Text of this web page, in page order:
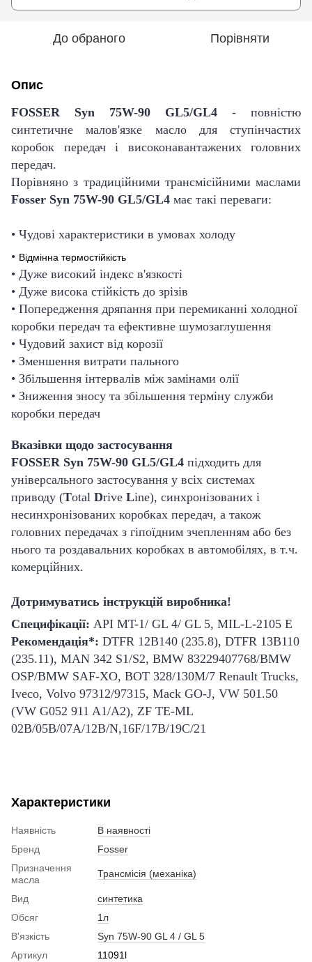
До обраного Порівняти
Опис
FOSSER Syn 75W-90 GL5/GL4 - повністю
синтетичне малов'язке масло для ступінчастих
коробок передач і високонавантажених головних
передач.
Порівняно з традиційними трансмісійними маслами
Fosser Syn 75W-90 GL5/GL4 має такі переваги:
• Чудові характеристики в умовах холоду
• Відмінна термостійкість
• Дуже високий індекс в'язкості
• Дуже висока стійкість до зрізів
• Попередження дряпання при перемиканні холодної
коробки передач та ефективне шумозаглушення
• Чудовий захист від корозії
• Зменшення витрати пального
• Збільшення інтервалів між замінами олії
• Зниження зносу та збільшення терміну служби
коробки передач
Вказівки щодо застосування
FOSSER Syn 75W-90 GL5/GL4 підходить для
універсального застосування у всіх системах
приводу (Total Drive Line), синхронізованих і
несинхронізованих коробках передач, а також
головних передачах з гіпоїдним зчепленням або без
нього та роздавальних коробках в автомобілях, в т.ч.
комерційних.
Дотримуватись інструкцій виробника!
Специфікації: API MT-1/ GL 4/ GL 5, MIL-L-2105 E
Рекомендація*: DTFR 12B140 (235.8), DTFR 13B110
(235.11), MAN 342 S1/S2, BMW 83229407768/BMW
OSP/BMW SAF-XO, BOT 328/130M/7 Renault Trucks,
Iveco, Volvo 97312/97315, Mack GO-J, VW 501.50
(VW G052 911 A1/A2), ZF TE-ML
02B/05B/07A/12B/N,16F/17B/19C/21
Характеристики
Наявність
В наявності
Бренд
Fosser
Призначення
масла
Трансмісія (механіка)
Вид
синтетика
Обсяг
1л
В'язкість
Syn 75W-90 GL 4 / GL 5
Артикул
11091l